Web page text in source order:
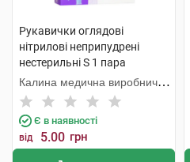
Рукавички оглядові
нітрилові неприпудрені
нестерильні S 1 пара
Калина медична виробнича
компанія
Є в наявності
від 5.00 грн